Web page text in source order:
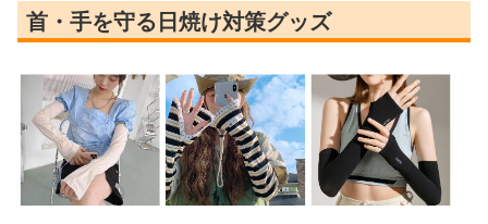
首・手を守る日焼け対策グッズ